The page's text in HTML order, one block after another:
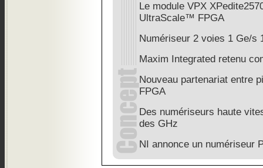
Le module VPX
UltraScale™ FPGA
Numériseur 2 voies 1 Ge/s
Maxim Integrated retenu
Nouveau partenariat entre
FPGA
Des numériseurs haute
des GHz
NI annonce un numériseur